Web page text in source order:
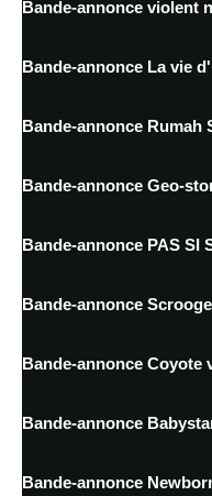
Bande-annonce violent
Bande-annonce La vie
Bande-annonce Rumah
Bande-annonce Geo-
Bande-annonce PAS SI
Bande-annonce
Bande-annonce Coyote
Bande-annonce
Bande-annonce